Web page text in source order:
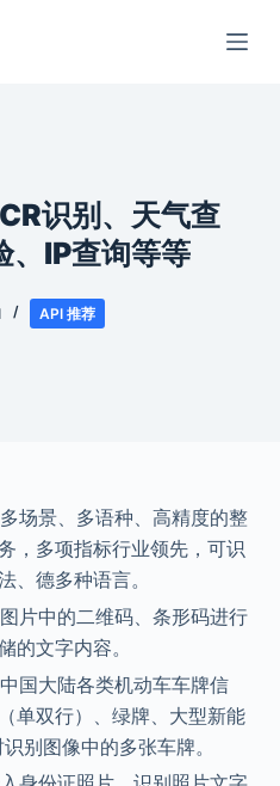
识别、天气查
、IP查询等等
API 推荐
场景、多语种、高精度的整
，多项指标行业领先，可识
、德多种语言。
片中的二维码、条形码进行
的文字内容。
国大陆各类机动车车牌信
单双行）、绿牌、大型新能
别图像中的多张车牌。